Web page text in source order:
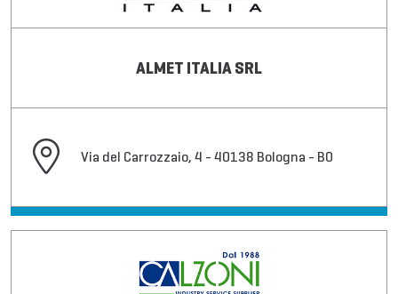
ALMET ITALIA SRL
Via del Carrozzaio, 4 - 40138 Bologna - BO